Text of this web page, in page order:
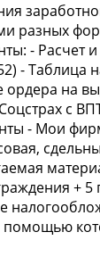
разных
- Расчет
- Таблица
ордера на
с
- Мои
+ 5